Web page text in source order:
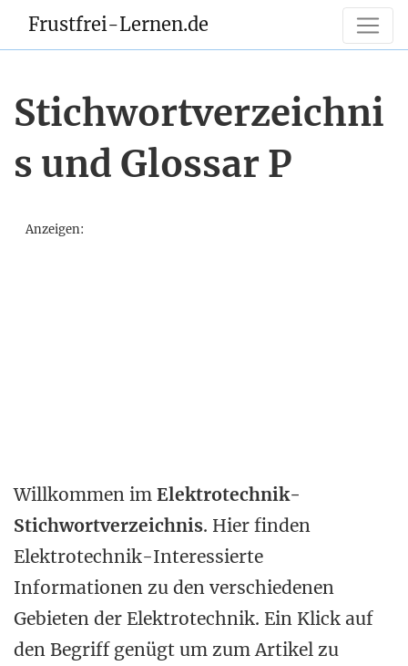
Frustfrei-Lernen.de
Stichwortverzeichni
s und Glossar P
Anzeigen:
Willkommen im Elektrotechnik-
Stichwortverzeichnis. Hier finden
Elektrotechnik-Interessierte
Informationen zu den verschiedenen
Gebieten der Elektrotechnik. Ein Klick auf
den Begriff genügt um zum Artikel zu